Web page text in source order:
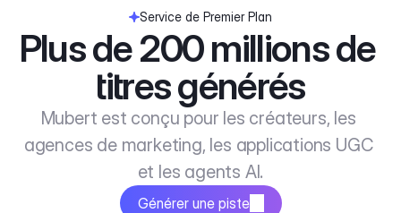
Service de Premier Plan
Plus de 200 millions de
titres générés
Mubert est conçu pour les créateurs, les
agences de marketing, les applications UGC
et les agents AI.
Générer une piste